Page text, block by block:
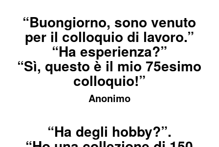
“Buongiorno, sono venuto
per il colloquio di lavoro.”
“Ha esperienza?”
“Sì, questo è il mio 75esimo
colloquio!”
Anonimo
“Ha degli hobby?”.